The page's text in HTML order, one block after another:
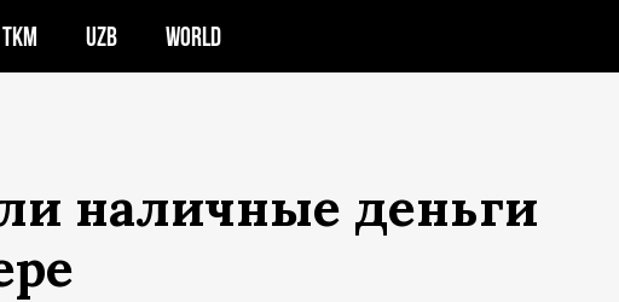
TKM UZB WORLD
наличные деньги